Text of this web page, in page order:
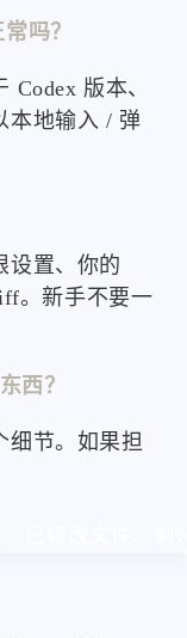
吗？
版本、
本地输入 / 弹
设置、你的
。新手不要一
西？
细节。如果担